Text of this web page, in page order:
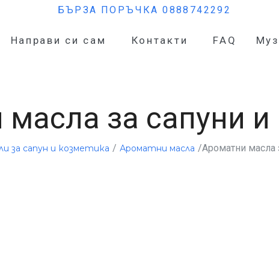
БЪРЗА ПОРЪЧКА 0888742292
Направи си сам Контакти FAQ
за сапуни и
за сапун и козметика / Ароматни масла /Ароматни масла